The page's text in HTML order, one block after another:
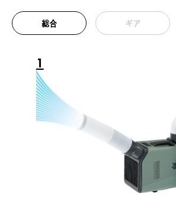
総合 ギア
1